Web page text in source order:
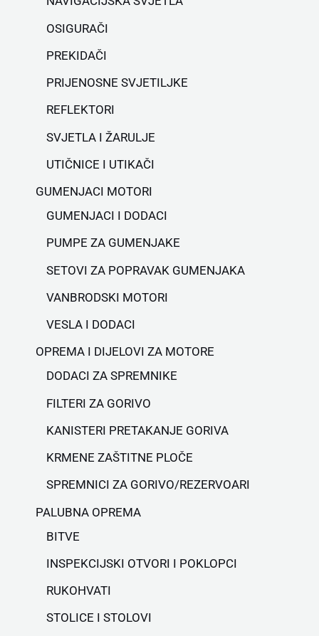
OSIGURAČI
PREKIDAČI
PRIJENOSNE SVJETILJKE
REFLEKTORI
SVJETLA I ŽARULJE
UTIČNICE I UTIKAČI
GUMENJACI MOTORI
GUMENJACI I DODACI
PUMPE ZA GUMENJAKE
SETOVI ZA POPRAVAK GUMENJAKA
VANBRODSKI MOTORI
VESLA I DODACI
OPREMA I DIJELOVI ZA MOTORE
DODACI ZA SPREMNIKE
FILTERI ZA GORIVO
KANISTERI PRETAKANJE GORIVA
KRMENE ZAŠTITNE PLOČE
SPREMNICI ZA GORIVO/REZERVOARI
PALUBNA OPREMA
BITVE
INSPEKCIJSKI OTVORI I POKLOPCI
RUKOHVATI
STOLICE I STOLOVI